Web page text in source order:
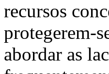
recursos
protegerem-
abordar as